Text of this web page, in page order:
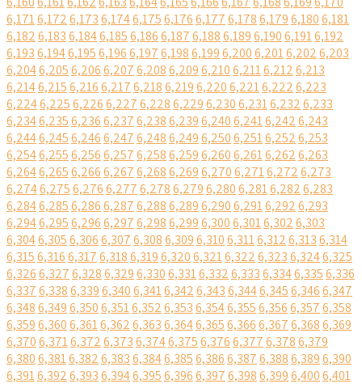
6,1716,1726,1736,1746,1756,1766,1776,1786,1796,1806,181
6,1826,1836,1846,1856,1866,1876,1886,1896,1906,1916,192
6,1936,1946,1956,1966,1976,1986,1996,2006,2016,2026,203
6,2046,2056,2066,2076,2086,2096,2106,2116,2126,213
6,2146,2156,2166,2176,2186,2196,2206,2216,2226,223
6,2246,2256,2266,2276,2286,2296,2306,2316,2326,233
6,2346,2356,2366,2376,2386,2396,2406,2416,2426,243
6,2446,2456,2466,2476,2486,2496,2506,2516,2526,253
6,2546,2556,2566,2576,2586,2596,2606,2616,2626,263
6,2646,2656,2666,2676,2686,2696,2706,2716,2726,273
6,2746,2756,2766,2776,2786,2796,2806,2816,2826,283
6,2846,2856,2866,2876,2886,2896,2906,2916,2926,293
6,2946,2956,2966,2976,2986,2996,3006,3016,3026,303
6,3046,3056,3066,3076,3086,3096,3106,3116,3126,3136,314
6,3156,3166,3176,3186,3196,3206,3216,3226,3236,3246,325
6,3266,3276,3286,3296,3306,3316,3326,3336,3346,3356,336
6,3376,3386,3396,3406,3416,3426,3436,3446,3456,3466,347
6,3486,3496,3506,3516,3526,3536,3546,3556,3566,3576,358
6,3596,3606,3616,3626,3636,3646,3656,3666,3676,3686,369
6,3706,3716,3726,3736,3746,3756,3766,3776,3786,379
6,3806,3816,3826,3836,3846,3856,3866,3876,3886,3896,390
6,3916,3926,3936,3946,3956,3966,3976,3986,3996,4006,401